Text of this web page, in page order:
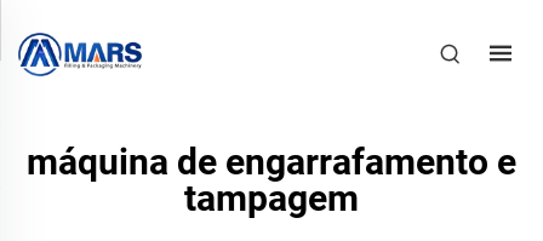
máquina de engarrafamento e
tampagem